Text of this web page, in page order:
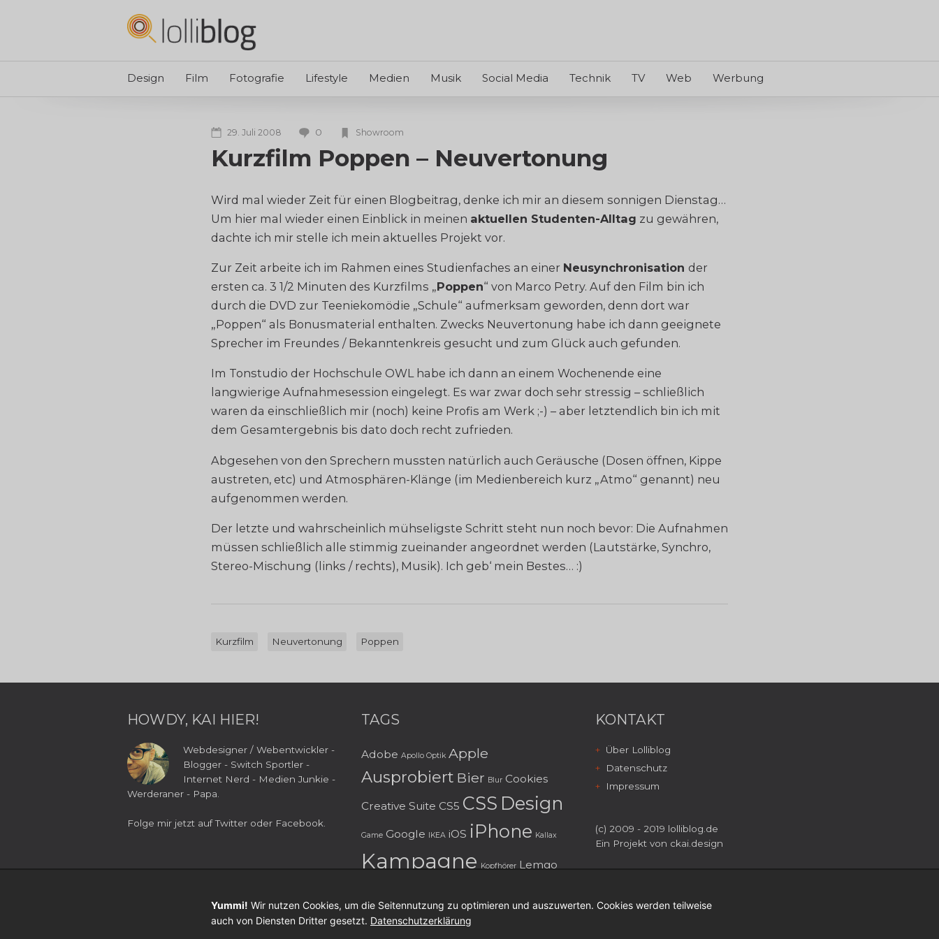
Design Film Fotografie Lifestyle Medien Musik Social Media Technik TV Web Werbung
29. Juli 2008 0 Showroom
Kurzfilm Poppen – Neuvertonung
Wird mal wieder Zeit für einen Blogbeitrag, denke ich mir an diesem sonnigen Dienstag…
Um hier mal wieder einen Einblick in meinen aktuellen Studenten-Alltag zu gewähren,
dachte ich mir stelle ich mein aktuelles Projekt vor.
Zur Zeit arbeite ich im Rahmen eines Studienfaches an einer Neusynchronisation der
ersten ca. 3 1/2 Minuten des Kurzfilms „Poppen“ von Marco Petry. Auf den Film bin ich
durch die DVD zur Teeniekomödie „Schule“ aufmerksam geworden, denn dort war
„Poppen“ als Bonusmaterial enthalten. Zwecks Neuvertonung habe ich dann geeignete
Sprecher im Freundes / Bekanntenkreis gesucht und zum Glück auch gefunden.
Im Tonstudio der Hochschule OWL habe ich dann an einem Wochenende eine
langwierige Aufnahmesession eingelegt. Es war zwar doch sehr stressig – schließlich
waren da einschließlich mir (noch) keine Profis am Werk ;-) – aber letztendlich bin ich mit
dem Gesamtergebnis bis dato doch recht zufrieden.
Abgesehen von den Sprechern mussten natürlich auch Geräusche (Dosen öffnen, Kippe
austreten, etc) und Atmosphären-Klänge (im Medienbereich kurz „Atmo“ genannt) neu
aufgenommen werden.
Der letzte und wahrscheinlich mühseligste Schritt steht nun noch bevor: Die Aufnahmen
müssen schließlich alle stimmig zueinander angeordnet werden (Lautstärke, Synchro,
Stereo-Mischung (links / rechts), Musik). Ich geb‘ mein Bestes… :)
Kurzfilm Neuvertonung Poppen
HOWDY, KAI HIER!
Webdesigner / Webentwickler -
Blogger - Switch Sportler -
Internet Nerd - Medien Junkie -
Werderaner - Papa.
Folge mir jetzt aufTwitter oder Facebook
TAGS
Adobe Apollo Optik Apple
Ausprobiert Bier Blur Cookies
Creative Suite CS5 CSS Design
Game Google IKEA iOS iPhone Kallax
Kampagne Kopfhörer Lemgo
Microsoft Musik
KONTAKT
Über Lolliblog
Datenschutz
Impressum
(c) 2009 - 2019 lolliblog.de
Ein Projekt von ckai.design
Yummi! Wir nutzen Cookies, um die Seitennutzung zu optimieren und auszuwerten. Cookies werden teilweise
auch von Diensten Dritter gesetzt. Datenschutzerklärung